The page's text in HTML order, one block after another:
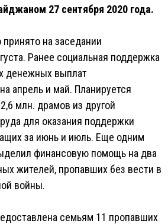
27 сентября 2020 года.
на заседании
Ранее социальная поддержка
денежных выплат
апрель и май. Планируется
млн. драмов из другой
для оказания поддержки
за июнь и июль. Еще одним
финансовую помощь на два
жителей, пропавших без вести в
войны.
семьям 11 пропавших